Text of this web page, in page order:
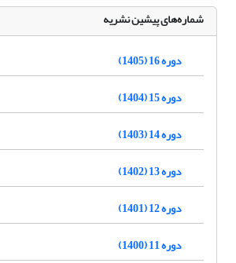
شماره‌های پیشین نشریه
دوره 16 (1405)
دوره 15 (1404)
دوره 14 (1403)
دوره 13 (1402)
دوره 12 (1401)
دوره 11 (1400)